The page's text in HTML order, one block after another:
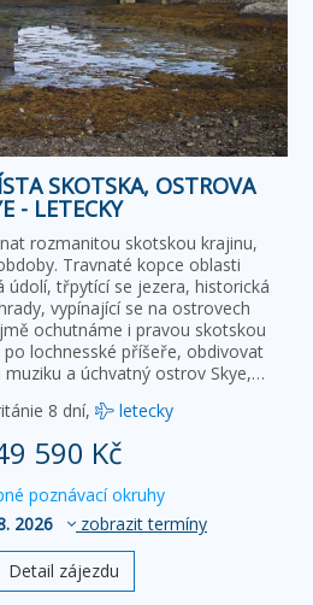
SKOTSKA, OSTROVA
- LETECKY
rozmanitou skotskou krajinu,
Travnaté kopce oblasti
údolí, třpytící se jezera, historická
vypínající se na ostrovech
ochutnáme i pravou skotskou
lochnesské příšeře, obdivovat
a úchvatný ostrov Skye,…
8 dní, letecky
590 Kč
poznávací okruhy
2026 zobrazit termíny
Detail zájezdu